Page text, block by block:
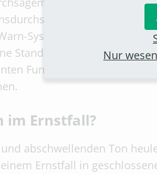
der Feuerwehr
System „Cell
Standardtechnologie des
Funkzelle, über die ein
im Ernstfall?
abschwellenden Ton
Ernstfall in
Nur